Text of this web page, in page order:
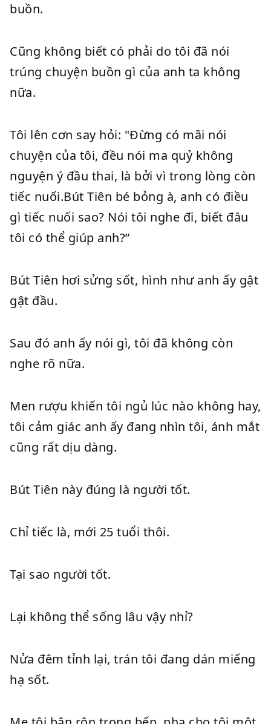
buồn.
Cũng không biết có phải do tôi đã nói
trúng chuyện buồn gì của anh ta không
nữa.
Tôi lên cơn say hỏi: "Đừng có mãi nói
chuyện của tôi, đều nói ma quỷ không
nguyện ý đầu thai, là bởi vì trong lòng còn
tiếc nuối.Bút Tiên bé bỏng à, anh có điều
gì tiếc nuối sao? Nói tôi nghe đi, biết đâu
tôi có thể giúp anh?”
Bút Tiên hơi sửng sốt, hình như anh ấy gật
gật đầu.
Sau đó anh ấy nói gì, tôi đã không còn
nghe rõ nữa.
Men rượu khiến tôi ngủ lúc nào không hay,
tôi cảm giác anh ấy đang nhìn tôi, ánh mắt
cũng rất dịu dàng.
Bút Tiên này đúng là người tốt.
Chỉ tiếc là, mới 25 tuổi thôi.
Tại sao người tốt.
Lại không thể sống lâu vậy nhỉ?
Nửa đêm tỉnh lại, trán tôi đang dán miếng
hạ sốt.